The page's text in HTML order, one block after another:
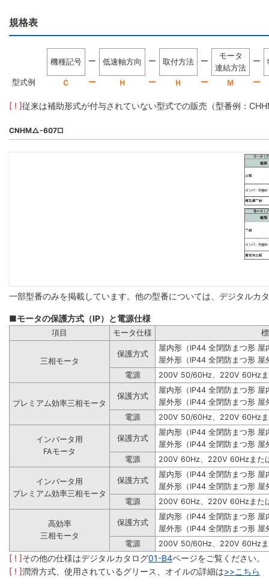
規格表
機種記号 ー 低速軸方向 ー 取付方法 ー
モータ
連結方法
ー
型式例 Ｃ ー Ｈ ー Ｈ ー Ｍ ー
[ ! ]従来は補助形式が付与されていない型式での販売（型番例：
CNHM△-607□
一部型番のみを掲載しています。他の型番については、デジタルカ
■モータの保護方式（IP）と電源仕様
項目 モータ仕様
三相モータ
保護方式
屋内形（IP44 全閉防まつ形 屋
屋外形（IP44 全閉防まつ形 屋
電源
200V 50/60Hz、220V 60Hz
プレミアム効率三相モータ
保護方式
屋内形（IP44 全閉防まつ形 屋
屋外形（IP44 全閉防まつ形 屋
電源
200V 50/60Hz、220V 60Hz
インバータ用
FAモータ
保護方式
屋内形（IP44 全閉防まつ形 屋
屋外形（IP44 全閉防まつ形 屋
電源
200V 60Hz、220V 60Hzまた
インバータ用
プレミアム効率三相モータ
保護方式
屋内形（IP44 全閉防まつ形 屋
屋外形（IP44 全閉防まつ形 屋
電源
200V 60Hz、220V 60Hzまた
高効率
三相モータ
保護方式
屋内形（IP44 全閉防まつ形 屋
屋外形（IP44 全閉防まつ形 屋
電源
200V 50/60Hz、220V 60Hz
[ ! ]その他の仕様はデジタルカタログ01-B4ページをご覧ください。
[ ! ]潤滑方式、使用されているグリース、オイルの詳細は>>こちら